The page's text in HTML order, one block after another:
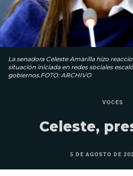
La senadora Celeste Amarilla hizo
situación iniciada en redes sociales
gobiernos.FOTO: ARCHIVO
VOCES
Celeste,
5 DE AGOSTO DE